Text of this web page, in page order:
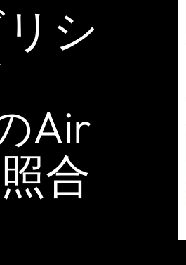
シ
Air
合